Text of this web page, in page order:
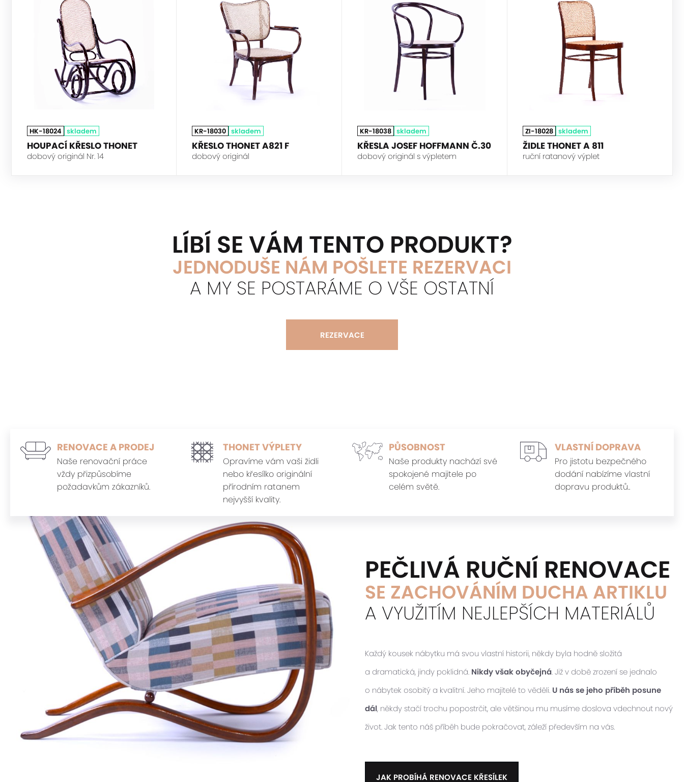
HK-18024 skladem
HOUPACÍ KŘESLO THONET
dobový originál Nr. 14
KR-18030 skladem
KŘESLO THONET A821 F
dobový originál
KR-18038 skladem
KŘESLA JOSEF HOFFMANN Č.30
dobový originál s výpletem
ZI-18028 skladem
ŽIDLE THONET A 811
ruční ratanový výplet
LÍBÍ SE VÁM TENTO PRODUKT?
JEDNODUŠE NÁM POŠLETE REZERVACI
A MY SE POSTARÁME O VŠE OSTATNÍ
REZERVACE
RENOVACE A PRODEJ
Naše renovační práce
vždy přizpůsobíme
požadavkům zákazníků.
THONET VÝPLETY
Opravíme vám vaši židli
nebo křesílko originální
přírodním ratanem
nejvyšší kvality.
PŮSOBNOST
Naše produkty nachází své
spokojené majitele po
celém světě.
VLASTNÍ DOPRAVA
Pro jistotu bezpečného
dodání nabízíme vlastní
dopravu produktů..
PEČLIVÁ RUČNÍ RENOVACE
SE ZACHOVÁNÍM DUCHA ARTIKLU
A VYUŽITÍM NEJLEPŠÍCH MATERIÁLŮ
Každý kousek nábytku má svou vlastní historii, někdy byla hodně složitá
a dramatická, jindy poklidná. Nikdy však obyčejná. Již v době zrození se jednalo
o nábytek osobitý a kvalitní. Jeho majitelé to věděli. U nás se jeho příběh posune
dál, někdy stačí trochu popostrčit, ale většinou mu musíme doslova vdechnout nový
život. Jak tento náš příběh bude pokračovat, záleží především na vás.
JAK PROBÍHÁ RENOVACE KŘESÍLEK